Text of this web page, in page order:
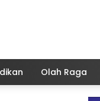
Olah Raga